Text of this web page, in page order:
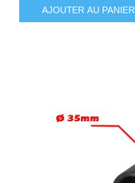
AJOUTER AU PANIER